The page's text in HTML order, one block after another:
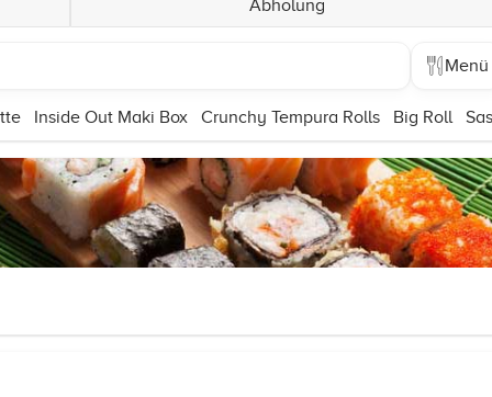
Abholung
Menü
Inside Out Maki Box Crunchy Tempura Rolls Big Roll